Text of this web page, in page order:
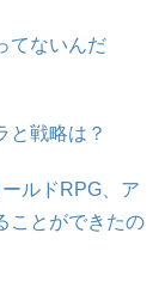
てないんだ
と戦略は？
ルドRPG、ア
ことができたの